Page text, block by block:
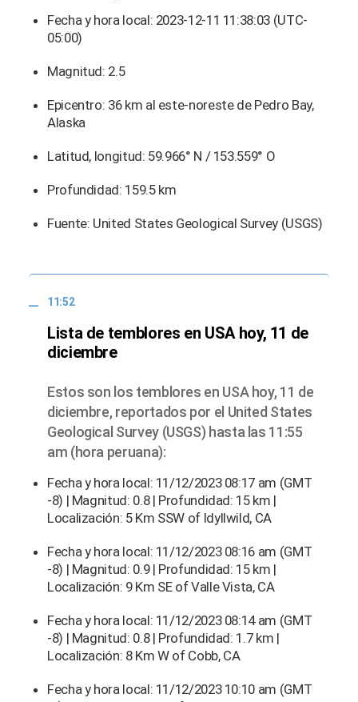
Fecha y hora local: 2023-12-11 11:38:03 (UTC-
05:00)
Magnitud: 2.5
Epicentro: 36 km al este-noreste de Pedro Bay,
Alaska
Latitud, longitud: 59.966° N / 153.559° O
Profundidad: 159.5 km
Fuente: United States Geological Survey (USGS)
11:52
Lista de temblores en USA hoy, 11 de
diciembre
Estos son los temblores en USA hoy, 11 de
diciembre, reportados por el United States
Geological Survey (USGS) hasta las 11:55
am (hora peruana):
Fecha y hora local: 11/12/2023 08:17 am (GMT
-8) | Magnitud: 0.8 | Profundidad: 15 km |
Localización: 5 Km SSW of Idyllwild, CA
Fecha y hora local: 11/12/2023 08:16 am (GMT
-8) | Magnitud: 0.9 | Profundidad: 15 km |
Localización: 9 Km SE of Valle Vista, CA
Fecha y hora local: 11/12/2023 08:14 am (GMT
-8) | Magnitud: 0.8 | Profundidad: 1.7 km |
Localización: 8 Km W of Cobb, CA
Fecha y hora local: 11/12/2023 10:10 am (GMT